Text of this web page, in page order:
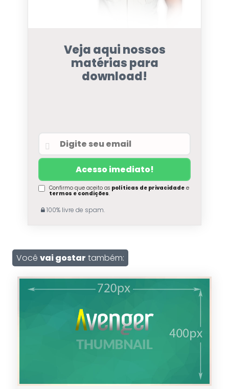
Veja aqui nossos
matérias para
download!
Confirmo que aceito as políticas de privacidadee
termos e condições.
100% livre de spam.
Você vai gostar também: